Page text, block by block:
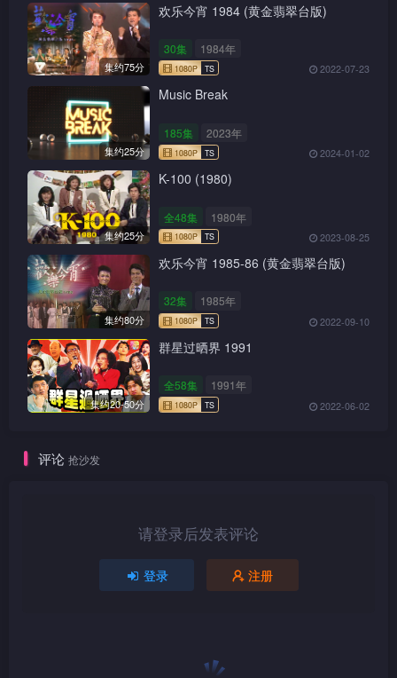
1080P
集约75分
欢乐今宵 1984 (黄金翡翠台版)
30集 1984年
2022-07-23
集约25分
Music Break
185集 2023年
2024-01-02
集约25分
K-100 (1980)
全48集 1980年
2023-08-25
集约80分
欢乐今宵 1985-86 (黄金翡翠台版)
32集 1985年
2022-09-10
集约20-50分
群星过晒界 1991
全58集 1991年
2022-06-02
评论 抢沙发
请登录后发表评论
登录 注册